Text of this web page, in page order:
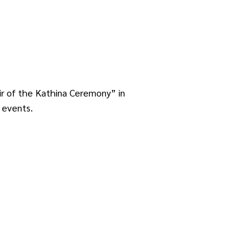
of the Kathina Ceremony” in